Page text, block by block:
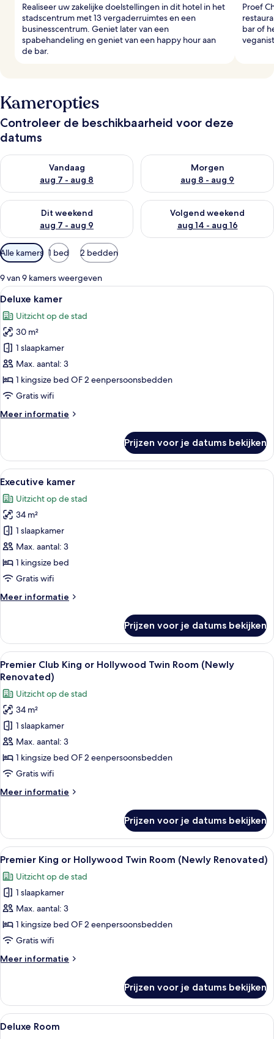
Realiseer uw zakelijke doelstellingen in dit hotel in het
stadscentrum met 13 vergaderruimtes en een
businesscentrum. Geniet later van een
spabehandeling en geniet van een happy hour aan
de bar.
Proef
bar of
Kameropties
Controleer de beschikbaarheid voor deze
datums
Vandaag
aug 7 - aug 8
De beschikbaarheid controleren voor vanavond aug 7 - aug 8
Morgen
aug 8 - aug 9
De beschikbaarheid
Dit weekend
aug 7 - aug 9
De beschikbaarheid controleren voor dit weekend aug 7 -
Volgend weekend
aug 14 - aug 16
De beschikbaarheid
Beschikbare
filters
voor
kamers
Alle kamers 1 bed 2 bedden
9 van 9 kamers weergeven
Alle
foto's
voor
Deluxe
kamer
laden
Een hotelkamer met een bed,
6
Deluxe kamer
Uitzicht op de stad
30 m²
1 slaapkamer
Max. aantal: 3
1 kingsize bed OF 2 eenpersoonsbedden
Gratis wifi
Meer informatie
Meer
kamer
Prijzen voor je datums bekijken
Alle
foto's
voor
Executive
kamer
laden
Een hotelkamer met een bed, een
5
Executive kamer
Uitzicht op de stad
34 m²
1 slaapkamer
Max. aantal: 3
1 kingsize bed
Gratis wifi
Meer informatie
Meer
kamer
Prijzen voor je datums bekijken
Alle
foto's
voor
Premier
Club
King
or
Hollywood
Twin
(Newly
Premier Club King or Hollywood
4
Premier Club King or Hollywood Twin Room (Newly
Renovated)
Uitzicht op de stad
34 m²
1 slaapkamer
Max. aantal: 3
1 kingsize bed OF 2 eenpersoonsbedden
Gratis wifi
Meer informatie
Meer
Club
King
or
Twin
Room
Renovated)
Prijzen voor je datums bekijken
Alle
foto's
voor
Premier
King
or
Hollywood
Room
laden
Premier King or Hollywood Twin
4
Premier King or Hollywood Twin Room (Newly Renovated)
Uitzicht op de stad
1 slaapkamer
Max. aantal: 3
1 kingsize bed OF 2 eenpersoonsbedden
Gratis wifi
Meer informatie
Meer
King
or
Hollywood
Prijzen voor je datums bekijken
Alle
foto's
Een kluis op de kamer, een bureau,
6
Deluxe Room